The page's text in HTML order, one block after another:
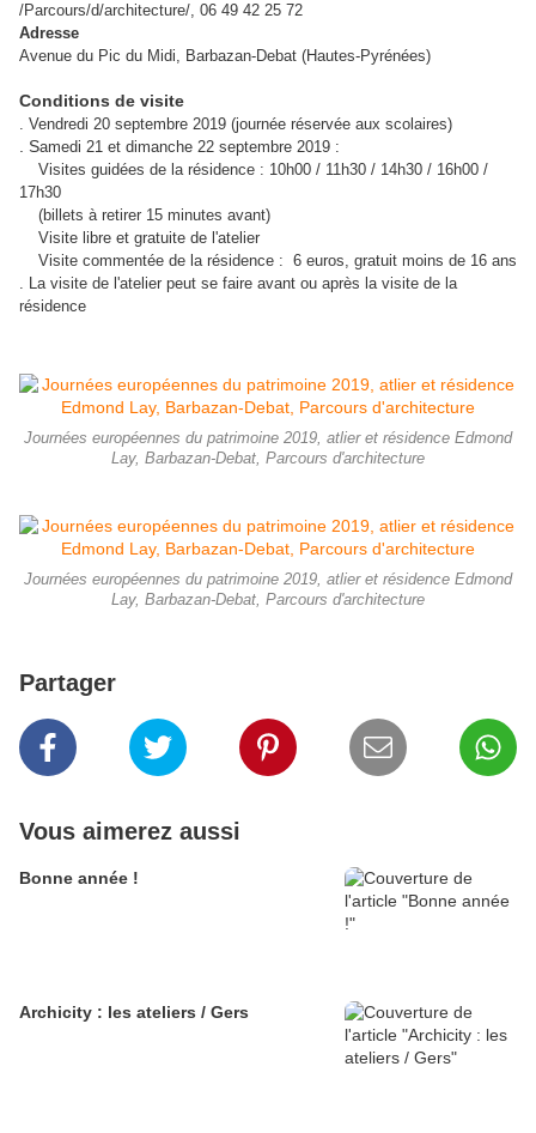
/Parcours/d/architecture/, 06 49 42 25 72
Adresse
Avenue du Pic du Midi, Barbazan-Debat (Hautes-Pyrénées)
Conditions de visite
. Vendredi 20 septembre 2019 (journée réservée aux scolaires)
. Samedi 21 et dimanche 22 septembre 2019 :
Visites guidées de la résidence : 10h00 / 11h30 / 14h30 / 16h00 /
17h30
(billets à retirer 15 minutes avant)
Visite libre et gratuite de l'atelier
Visite commentée de la résidence : 6 euros, gratuit moins de 16 ans
. La visite de l'atelier peut se faire avant ou après la visite de la
résidence
Journées européennes du patrimoine 2019, atlier et résidence Edmond
Lay, Barbazan-Debat, Parcours d'architecture
Journées européennes du patrimoine 2019, atlier et résidence Edmond
Lay, Barbazan-Debat, Parcours d'architecture
Partager
Vous aimerez aussi
Bonne année !
Archicity : les ateliers / Gers